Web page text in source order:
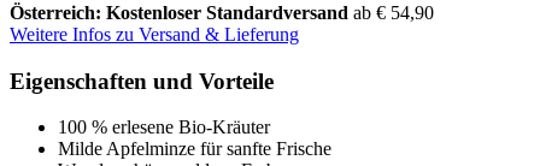
Österreich: Kostenloser Standardversand ab € 54,90
Weitere Infos zu Versand & Lieferung
Eigenschaften und Vorteile
100 % erlesene Bio-Kräuter
Milde Apfelminze für sanfte Frische